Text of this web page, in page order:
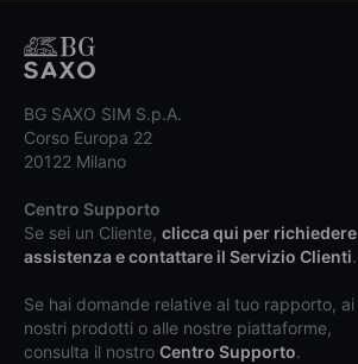
BG SAXO SIM S.p.A.
Corso Europa 22
20122 Milano
Centro Supporto
Se sei un Cliente, clicca qui per richiedere
assistenza e contattare il Servizio Clienti.
Se hai domande relative al tuo rapporto, ai
nostri prodotti o alle nostre piattaforme,
consulta il nostro Centro Supporto.